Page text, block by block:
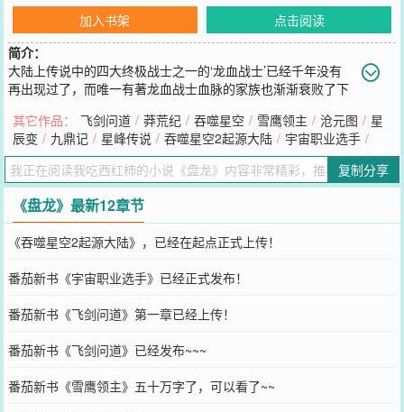
加入书架
点击阅读
简介：
大陆上传说中的四大终极战士之一的‘龙血战士’已经千年没有
再出现过了，而唯一有著龙血战士血脉的家族也渐渐衰败了下
八岁的小林雷在踏入已经布满灰尘的祖屋当中的时候，却无意当中得
到一枚看似极为普通的戒指——盘龙戒指！<spanclass="hottext">本
书公告：</span>这是作者我吃西红柿发表：星峰传说、寸芒、星辰变
完结篇之後.开始最新连载第四本小说：盘龙希望大家会喜欢我吃西红
柿最新连载作品
您要是觉得《盘龙》还不错的话请不要忘记向您QQ群和微博微信里的
朋友推荐哦！
其它作品： 飞剑问道 / 莽荒纪 / 吞噬星空 / 雪鹰领主 / 沧元图 / 星
辰变 / 九鼎记 / 星峰传说 / 吞噬星空2起源大陆 / 宇宙职业选手 /
复制分享
《盘龙》最新12章节
《吞噬星空2起源大陆》，已经在起点正式上传！
番茄新书《宇宙职业选手》已经正式发布！
番茄新书《飞剑问道》第一章已经上传！
番茄新书《飞剑问道》已经发布~~~
番茄新书《雪鹰领主》五十万字了，可以看了~~